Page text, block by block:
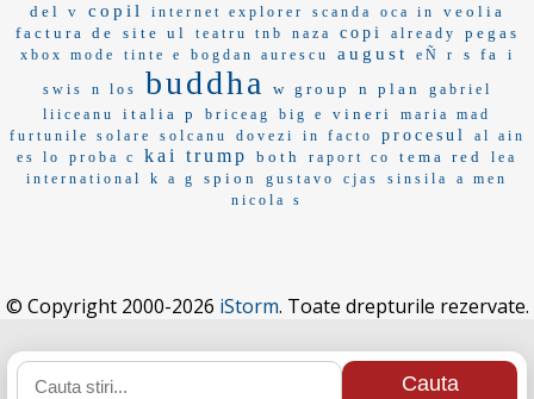
del v copil internet explorer scanda oca in
veolia
factura de
site ul teatru tnb naza copi already pegas
xbox mode tinte e bogdan aurescu august eÑ r s fa i
swis n los buddha w group n plan
gabriel
liiceanu
italia p briceag big e vineri
maria mad
furtunile solare
solcanu dovezi in facto procesul
al ain
es lo
proba c kai trump both raport co tema red
lea
international
k a g spion gustavo cjas sinsila
a men
nicola s
© Copyright 2000-2026 iStorm. Toate drepturile rezervate.